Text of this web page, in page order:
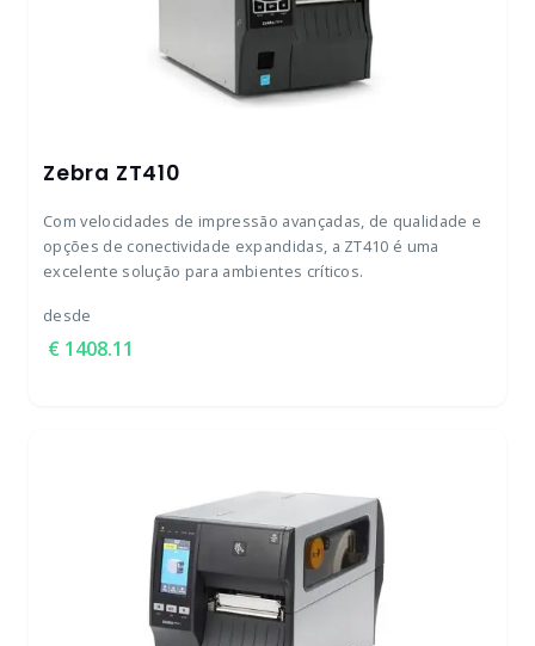
Zebra ZT410
Com velocidades de impressão avançadas, de qualidade e
opções de conectividade expandidas, a ZT410 é uma
excelente solução para ambientes críticos.
desde
1408.11